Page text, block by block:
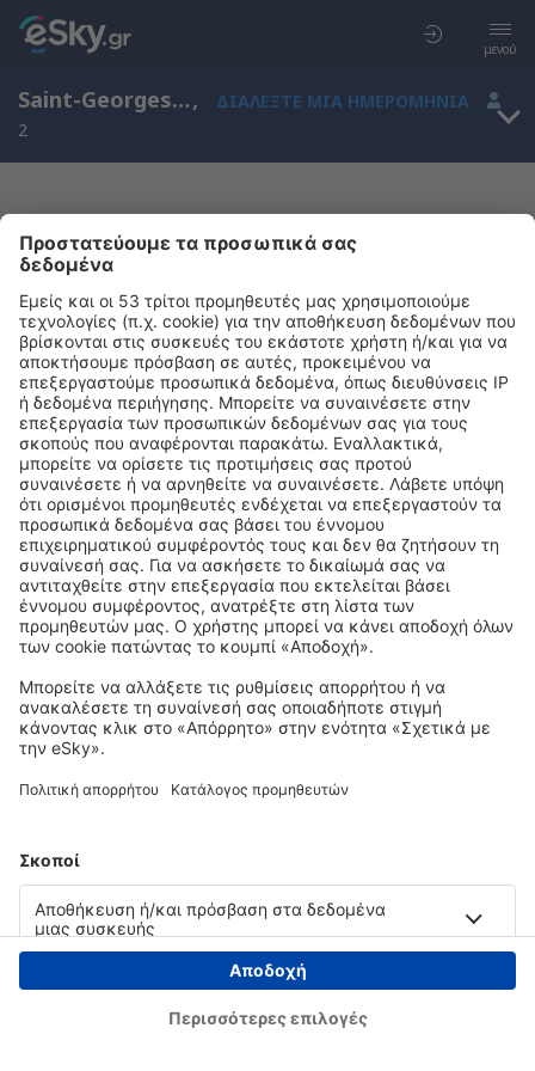
μενού
Saint-Georges-de-Didonne, Ποιτού-Σαρέντ, Γαλλία,
ΔΙΑΛΈΞΤΕ ΜΙΑ ΗΜΕΡΟΜΗΝΊΑ
2
Μας συγχωρείτε, δεν υπάρχουν
αποτελέσματα για την αναζήτησή σας
Προσπαθήστε να κάνετε αναζήτηση με διαφορετικά κριτήρια
Copyright © eSky.gr. Με την επιφύλαξη παντός νομίμου δικαιώματος.